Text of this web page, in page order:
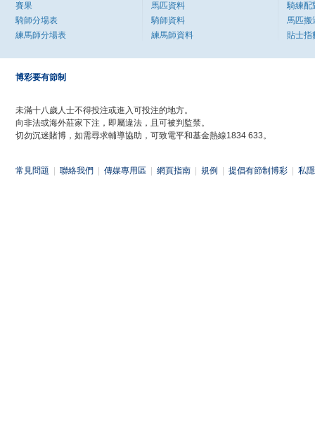
賽果
騎師分場表
練馬師分場表
馬匹資料
騎師資料
練馬師資料
騎練配
馬匹搬
貼士指
博彩要有節制
未滿十八歲人士不得投注或進入可投注的地方。
向非法或海外莊家下注，即屬違法，且可被判監禁。
切勿沉迷賭博，如需尋求輔導協助，可致電平和基金熱線1834 633。
常見問題 聯絡我們 傳媒專用區 網頁指南 規例 提倡有節制博彩 私